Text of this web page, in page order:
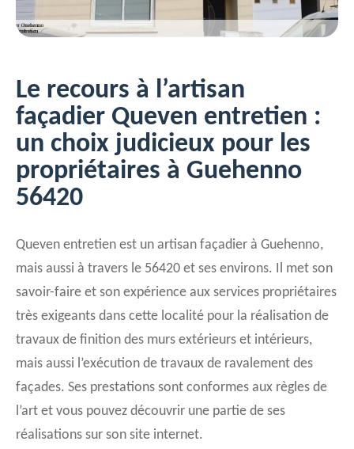
Le recours à l’artisan
façadier Queven entretien :
un choix judicieux pour les
propriétaires à Guehenno
56420
Queven entretien est un artisan façadier à Guehenno,
mais aussi à travers le 56420 et ses environs. Il met son
savoir-faire et son expérience aux services propriétaires
très exigeants dans cette localité pour la réalisation de
travaux de finition des murs extérieurs et intérieurs,
mais aussi l’exécution de travaux de ravalement des
façades. Ses prestations sont conformes aux règles de
l’art et vous pouvez découvrir une partie de ses
réalisations sur son site internet.